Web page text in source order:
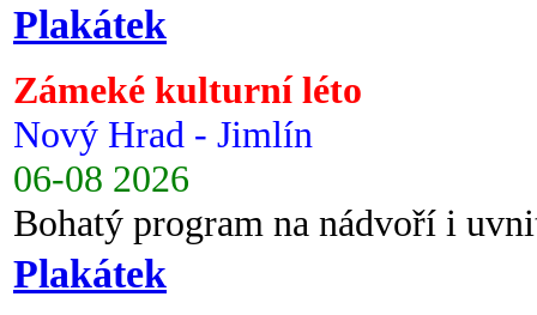
Plakátek
Zámeké kulturní léto
Nový Hrad - Jimlín
06-08 2026
Bohatý program na nádvoří i
Plakátek